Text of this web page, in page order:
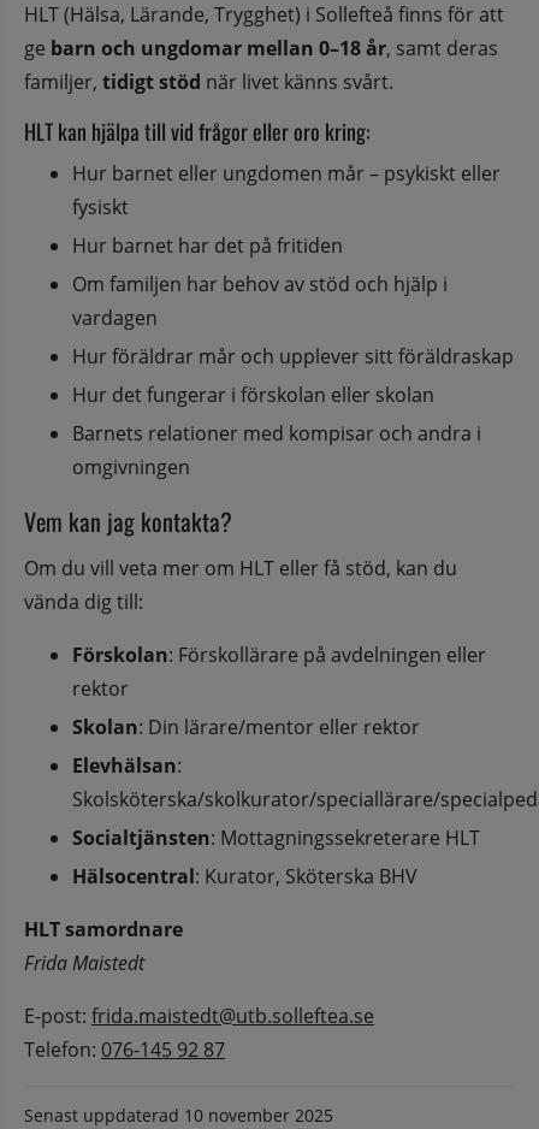
HLT (Hälsa, Lärande, Trygghet) i Sollefteå finns för att
ge barn och ungdomar mellan 0–18 år, samt deras
familjer, tidigt stöd när livet känns svårt.
HLT kan hjälpa till vid frågor eller oro kring:
Hur barnet eller ungdomen mår – psykiskt eller
fysiskt
Hur barnet har det på fritiden
Om familjen har behov av stöd och hjälp i
vardagen
Hur föräldrar mår och upplever sitt föräldraskap
Hur det fungerar i förskolan eller skolan
Barnets relationer med kompisar och andra i
omgivningen
Vem kan jag kontakta?
Om du vill veta mer om HLT eller få stöd, kan du
vända dig till:
Förskolan: Förskollärare på avdelningen eller
rektor
Skolan: Din lärare/mentor eller rektor
Elevhälsan:
Skolsköterska/skolkurator/speciallärare/
Socialtjänsten: Mottagningssekreterare HLT
Hälsocentral: Kurator, Sköterska BHV
HLT samordnare
Frida Maistedt
E-post: frida.maistedt@utb.solleftea.se
Telefon: 076-145 92 87
Senast uppdaterad 10 november 2025